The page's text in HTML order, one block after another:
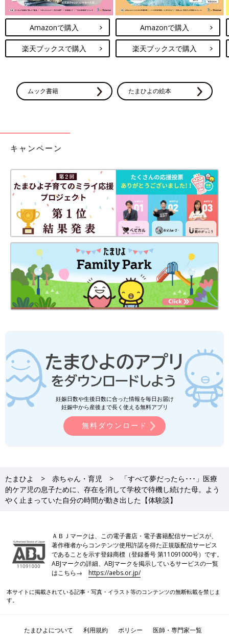
Amazonで購入
楽天ブックスで購入
Amazonで購入
楽天ブックスで購入
ムック書籍 たまひよの絵本
キャンペーン
妊娠日数や生後日数に合った情報を毎日お届け
妊娠中から産後まで長く使える無料アプリ
無料ダウンロード
たまひよ 赤ちゃん・育児
「すべて夢だったら･･･」医療
的ケア児の息子ために、存在を消して学校で待機し続けた母。よう
やく止まっていた自分の時間が動き出した【体験談】
ＡＢＪマークは、この電子書店・電子書籍配信サービスが、
著作権者からコンテンツ使用許諾を得た正規版配信サービス
であることを示す登録商標（登録番号 第11091000号）です。
ABJマークの詳細、ABJマークを掲示しているサービスの一覧
はこちら→https://aebs.or.jp/
本サイトに掲載されている記事・写真・イラスト等のコンテンツの無断転載を禁じま
す。
たまひよについて 利用規約 ポリシー 医師・専門家一覧